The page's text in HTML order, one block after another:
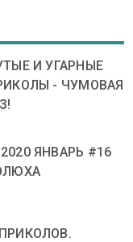
И УГАРНЫЕ
- ЧУМОВАЯ
ЯНВАРЬ #16